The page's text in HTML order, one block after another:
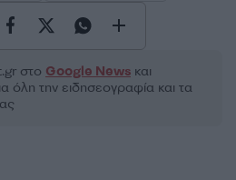
στο Google News και
όλη την ειδησεογραφία και τα